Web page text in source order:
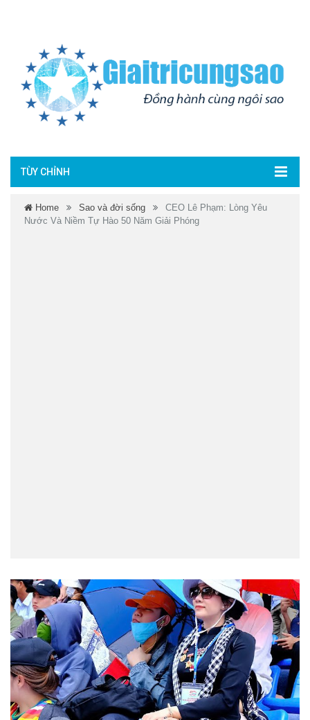
TÙY CHỈNH
Home Sao và đời sống
CEO Lê Phạm: Lòng Yêu
Nước Và Niềm Tự Hào 50 Năm Giải Phóng